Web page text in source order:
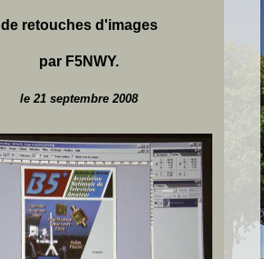
de retouches d'images
par F5NWY.
le 21 septembre 2008